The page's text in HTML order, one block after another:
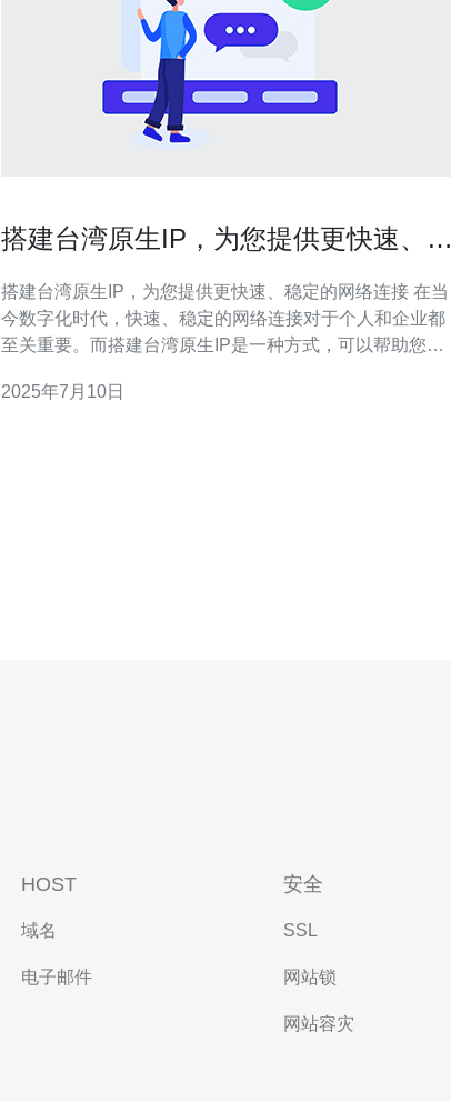
搭建台湾原生IP，为您提供更快速、稳
搭建台湾原生IP，为您提供更快速、稳定的网络连接 在当
今数字化时代，快速、稳定的网络连接对于个人和企业都
至关重要。而搭建台湾原生IP是一种方式，可以帮助您获
及其带来的好处。 台湾原生IP指的是在台湾境内拥有的IP
2025年7月10日
HOST
域名
电子邮件
安全
SSL
网站锁
网站容灾